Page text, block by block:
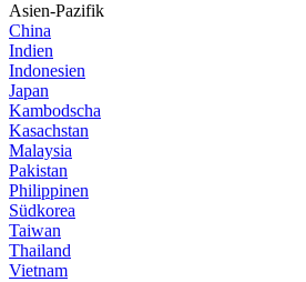
Asien-Pazifik
China
Indien
Indonesien
Japan
Kambodscha
Kasachstan
Malaysia
Pakistan
Philippinen
Südkorea
Taiwan
Thailand
Vietnam